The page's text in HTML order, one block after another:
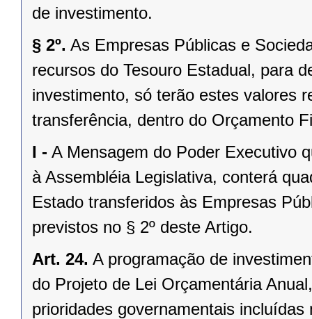
de investimento.
§ 2º. As Empresas Públicas e
recursos do Tesouro Estadual, para
investimento, só terão estes valores
transferência, dentro do Orçamento
I - A Mensagem do Poder Executivo
à Assembléia Legislativa, conterá
Estado transferidos às Empresas
previstos no § 2º deste Artigo.
Art. 24. A programação de
do Projeto de Lei Orçamentária
prioridades governamentais